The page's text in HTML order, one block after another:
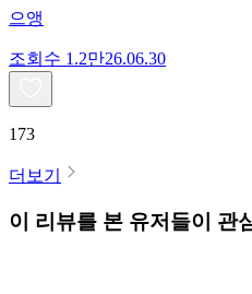
으앵
조회수 1.2만26.06.30
173
더보기
이 리뷰를 본 유저들이 관